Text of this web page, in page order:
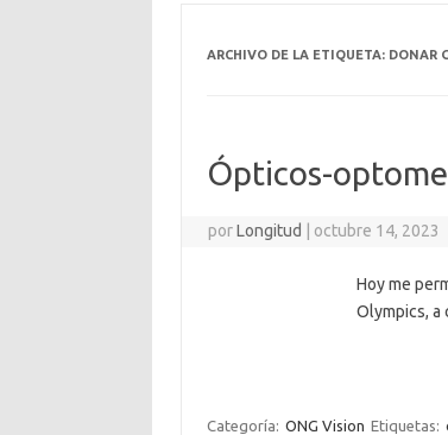
ARCHIVO DE LA ETIQUETA: DONAR
Ópticos-
porLongitud octubre 14, 2023
Hoy me
Olympics, a
Categoría: ONG Vision Etiquetas: